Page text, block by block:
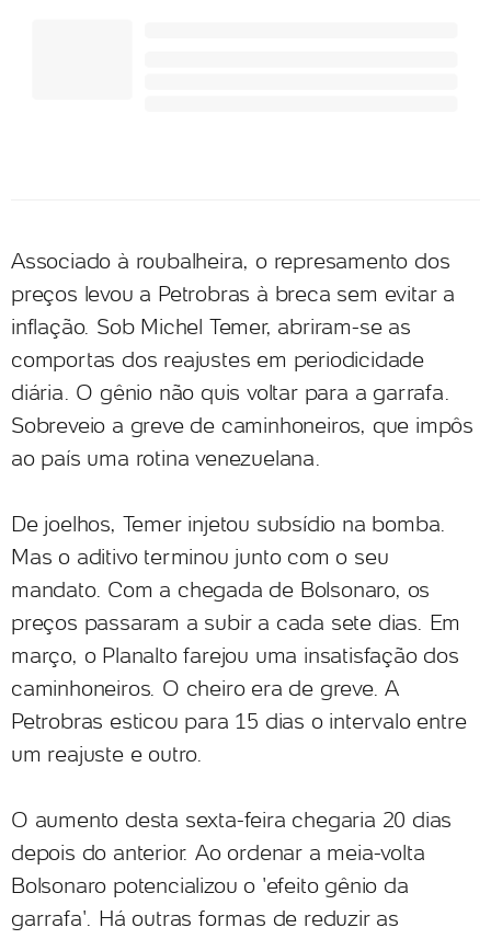
Associado à roubalheira, o represamento dos
preços levou a Petrobras à breca sem evitar a
inflação. Sob Michel Temer, abriram-se as
comportas dos reajustes em periodicidade
diária. O gênio não quis voltar para a garrafa.
Sobreveio a greve de caminhoneiros, que impôs
ao país uma rotina venezuelana.
De joelhos, Temer injetou subsídio na bomba.
Mas o aditivo terminou junto com o seu
mandato. Com a chegada de Bolsonaro, os
preços passaram a subir a cada sete dias. Em
março, o Planalto farejou uma insatisfação dos
caminhoneiros. O cheiro era de greve. A
Petrobras esticou para 15 dias o intervalo entre
um reajuste e outro.
O aumento desta sexta-feira chegaria 20 dias
depois do anterior. Ao ordenar a meia-volta
Bolsonaro potencializou o 'efeito gênio da
garrafa'. Há outras formas de reduzir as